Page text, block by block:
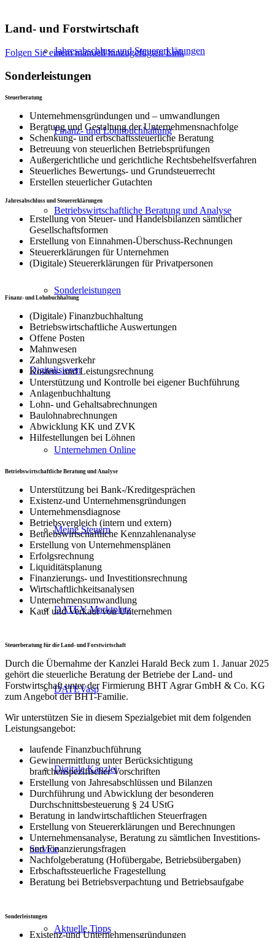
Jahresabschluss und Steuererklärungen
Finanz- und Lohnbuchhaltung
Betriebswirtschaftliche Beratung und Analyse
Sonderleistungen
Digitalisieren
Unternehmen Online
Meine Steuern
DATEV Marktplatz
DATEVasp
Digitale Kanzlei
Service
Aktuelle Tipps
Land- und Forstwirtschaft
Folgen Sie einem manuell hinzugefügten Link
Sonderleistungen
Steuerberatung
Unternehmensgründungen und – umwandlungen
Beratung und Gestaltung der Unternehmensnachfolge
Schenkung- und erbschaftssteuerliche Beratung
Betreuung von steuerlichen Betriebsprüfungen
Außergerichtliche und gerichtliche Rechtsbehelfsverfahren
Steuerliches Bewertungs- und Grundsteuerrecht
Erstellen steuerlicher Gutachten
Jahresabschluss und Steuererklärungen
Erstellung von Steuer- und Handelsbilanzen sämtlicher
Gesellschaftsformen
Erstellung von Einnahmen-Überschuss-Rechnungen
Steuererklärungen für Unternehmen
(Digitale) Steuererklärungen für Privatpersonen
Finanz- und Lohnbuchhaltung
(Digitale) Finanzbuchhaltung
Betriebswirtschaftliche Auswertungen
Offene Posten
Mahnwesen
Zahlungsverkehr
Kosten- und Leistungsrechnung
Unterstützung und Kontrolle bei eigener Buchführung
Anlagenbuchhaltung
Lohn- und Gehaltsabrechnungen
Baulohnabrechnungen
Abwicklung KK und ZVK
Hilfestellungen bei Löhnen
Betriebswirtschaftliche Beratung und Analyse
Unterstützung bei Bank-/Kreditgesprächen
Existenz-und Unternehmensgründungen
Unternehmensdiagnose
Betriebsvergleich (intern und extern)
Betriebswirtschaftliche Kennzahlenanalyse
Erstellung von Unternehmensplänen
Erfolgsrechnung
Liquiditätsplanung
Finanzierungs- und Investitionsrechnung
Wirtschaftlichkeitsanalysen
Unternehmensumwandlung
Kauf und Verkauf von Unternehmen
Steuerberatung für die Land- und Forstwirtschaft
Durch die Übernahme der Kanzlei Harald Beck zum 1. Januar 2025
gehört die steuerliche Beratung der Betriebe der Land- und
Forstwirtschaft unter der Firmierung BHT Agrar GmbH & Co. KG
zum Angebot der BHT-Familie.
Wir unterstützen Sie in diesem Spezialgebiet mit dem folgenden
Leistungsangebot:
laufende Finanzbuchführung
Gewinnermittlung unter Berücksichtigung
branchenspezifischer Vorschriften
Erstellung von Jahresabschlüssen und Bilanzen
Durchführung und Abwicklung der besonderen
Durchschnittsbesteuerung § 24 UStG
Beratung in landwirtschaftlichen Steuerfragen
Erstellung von Steuererklärungen und Berechnungen
Unternehmensanalyse, Beratung zu sämtlichen Investitions-
und Finanzierungsfragen
Nachfolgeberatung (Hofübergabe, Betriebsübergaben)
Erbschaftssteuerliche Fragestellung
Beratung bei Betriebsverpachtung und Betriebsaufgabe
Sonderleistungen
Existenz-und Unternehmensgründungen